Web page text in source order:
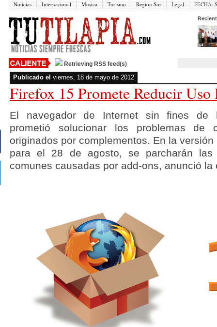
Noticias Internacional Musica Turismo Region Sur Legal FECHA:
Retrieving RSS feed(s)
Publicado el viernes, 18 de mayo de 2012
Firefox 15 Promete Reducir
El navegador de Internet sin fines de
prometió solucionar los problemas de
originados por complementos. En la
para el 28 de agosto, se parcharán las
comunes causadas por add-ons, anunció la